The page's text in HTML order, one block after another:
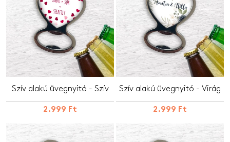
Szív alakú üvegnyitó - Szív
2.999 Ft
Szív alakú üvegnyitó - Virág
2.999 Ft